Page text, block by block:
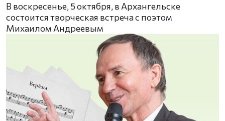
В воскресенье, 5 октября, в Архангельске
состоится творческая встреча с поэтом
Михаилом Андреевым